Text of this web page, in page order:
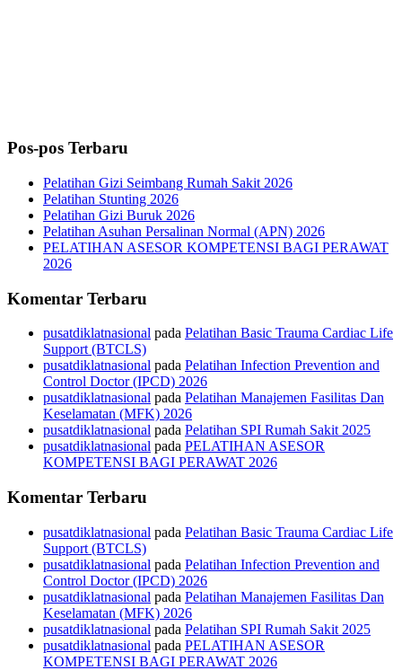
Pos-pos Terbaru
Pelatihan Gizi Seimbang Rumah Sakit 2026
Pelatihan Stunting 2026
Pelatihan Gizi Buruk 2026
Pelatihan Asuhan Persalinan Normal (APN) 2026
PELATIHAN ASESOR KOMPETENSI BAGI PERAWAT
2026
Komentar Terbaru
pusatdiklatnasional pada Pelatihan Basic Trauma Cardiac Life
Support (BTCLS)
pusatdiklatnasional pada Pelatihan Infection Prevention and
Control Doctor (IPCD) 2026
pusatdiklatnasional pada Pelatihan Manajemen Fasilitas Dan
Keselamatan (MFK) 2026
pusatdiklatnasional pada Pelatihan SPI Rumah Sakit 2025
pusatdiklatnasional pada PELATIHAN ASESOR
KOMPETENSI BAGI PERAWAT 2026
Komentar Terbaru
pusatdiklatnasional pada Pelatihan Basic Trauma Cardiac Life
Support (BTCLS)
pusatdiklatnasional pada Pelatihan Infection Prevention and
Control Doctor (IPCD) 2026
pusatdiklatnasional pada Pelatihan Manajemen Fasilitas Dan
Keselamatan (MFK) 2026
pusatdiklatnasional pada Pelatihan SPI Rumah Sakit 2025
pusatdiklatnasional pada PELATIHAN ASESOR
KOMPETENSI BAGI PERAWAT 2026